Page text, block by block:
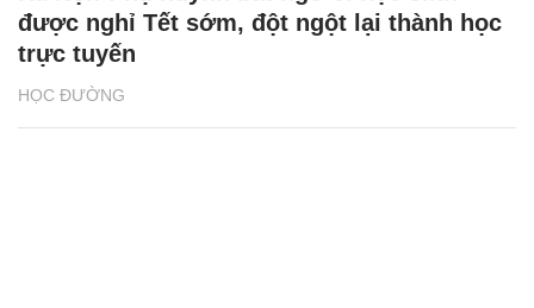
HỌC ĐƯỜNG
được nghỉ Tết sớm, đột ngột lại thành học
trực tuyến